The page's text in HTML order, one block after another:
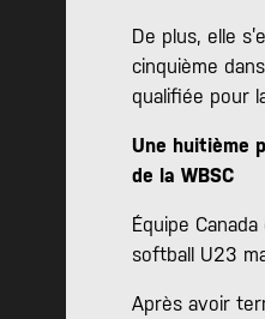
De plus, elle
cinquième
qualifiée pour
Une huitième
de la WBSC
Équipe
softball U23
Après avoir